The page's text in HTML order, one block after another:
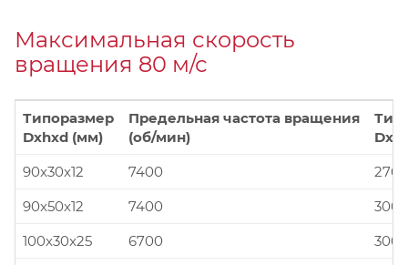
Максимальная скорость
вращения 80 м/с
Типоразмер
Dxhxd (мм)
Предельная частота вращения
(об/мин)
90x30x12
7400
90x50x12
7400
100x30x25
6700